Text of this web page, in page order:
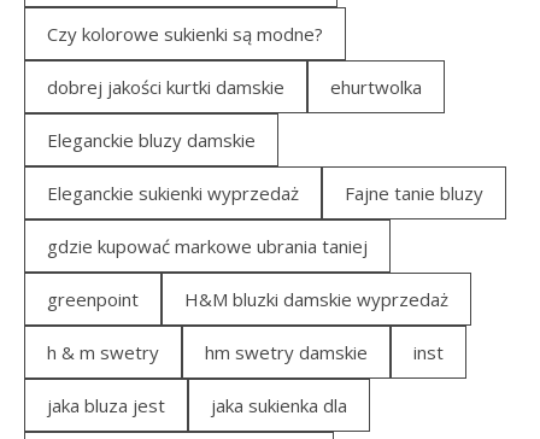
Czy kolorowe sukienki są modne?
dobrej jakości kurtki damskie ehurtwolka
Eleganckie bluzy damskie
Eleganckie sukienki wyprzedaż Fajne tanie bluzy
gdzie kupować markowe ubrania taniej
greenpoint H&M bluzki damskie wyprzedaż
h & m swetry hm swetry damskie inst
jaka bluza jest jaka sukienka dla